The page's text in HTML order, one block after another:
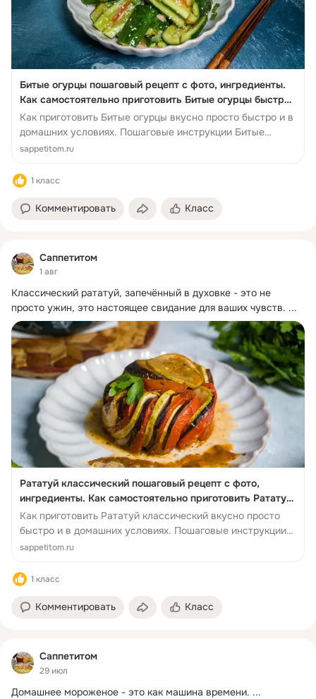
Битые огурцы пошаговый рецепт с фото, ингредиенты.
Как самостоятельно приготовить Битые огурцы быстро
вкусно в домашних ус...
Как приготовить Битые огурцы вкусно просто быстро и в
домашних условиях. Пошаговые инструкции Битые
огурцы и полезные советы.
sappetitom.ru
1 класс
Комментировать Класс
Саппетитом
1 авг
Классический рататуй, запечённый в духовке - это не
просто ужин, это настоящее свидание для ваших чувств. ...
Рататуй классический пошаговый рецепт с фото,
ингредиенты. Как самостоятельно приготовить Рататуй
классический быстро вкус...
Как приготовить Рататуй классический вкусно просто
быстро и в домашних условиях. Пошаговые инструкции
Рататуй классический и по...
sappetitom.ru
1 класс
Комментировать Класс
Саппетитом
29 июл
Домашнее мороженое - это как машина времени. ...